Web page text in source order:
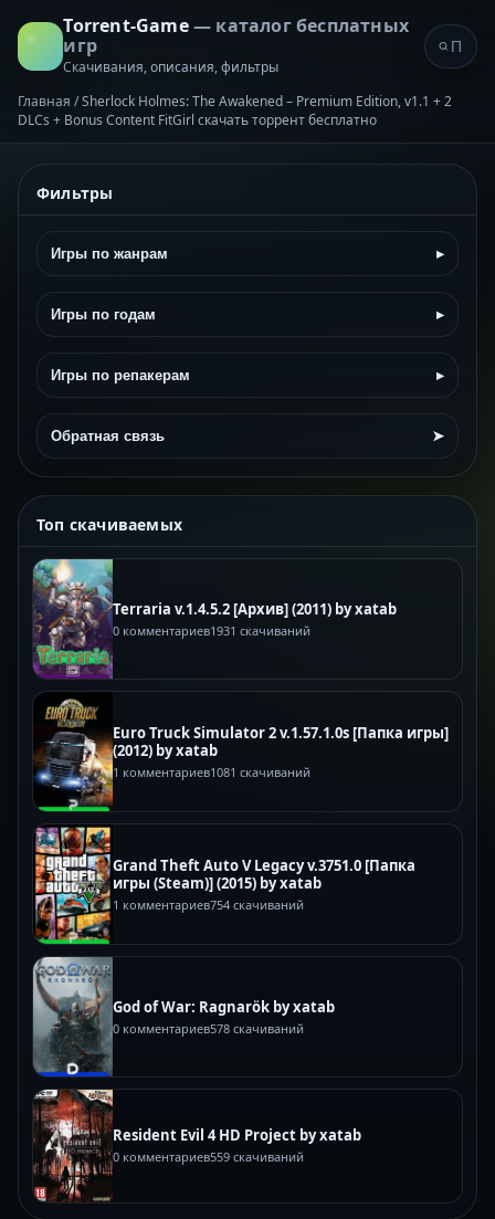
Torrent-Game— каталог бесплатных
игр
Скачивания, описания, фильтры
Главная /Sherlock Holmes: The Awakened – Premium Edition, v1.1 + 2
DLCs + Bonus Content FitGirl скачать торрент бесплатно
Фильтры
Игры по жанрам ▸
Игры по годам ▸
Игры по репакерам ▸
Обратная связь ➤
Топ скачиваемых
Terraria v.1.4.5.2 [Архив] (2011) by xatab
0 комментариев1931 скачиваний
Euro Truck Simulator 2 v.1.57.1.0s [Папка игры]
(2012) by xatab
1 комментариев1081 скачиваний
Grand Theft Auto V Legacy v.3751.0 [Папка
игры (Steam)] (2015) by xatab
1 комментариев754 скачиваний
God of War: Ragnarök by xatab
0 комментариев578 скачиваний
Resident Evil 4 HD Project by xatab
0 комментариев559 скачиваний